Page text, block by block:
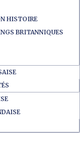
HISTOIRE
BRITANNIQUES